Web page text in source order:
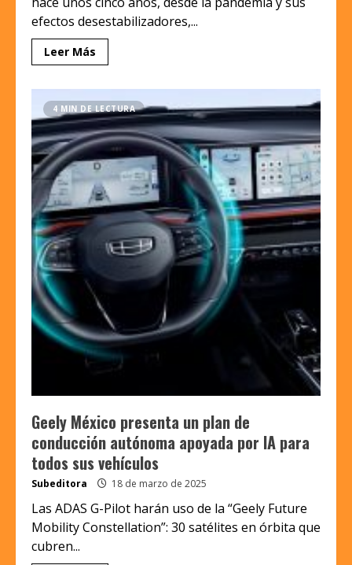
efectos desestabilizadores,...
Leer Más
4 MIN DE LECTURA
Geely México presenta un plan de
conducción autónoma apoyada por IA para
todos sus vehículos
Subeditora 18 de marzo de 2025
Las ADAS G-Pilot harán uso de la “Geely Future
Mobility Constellation”: 30 satélites en órbita que
cubren...